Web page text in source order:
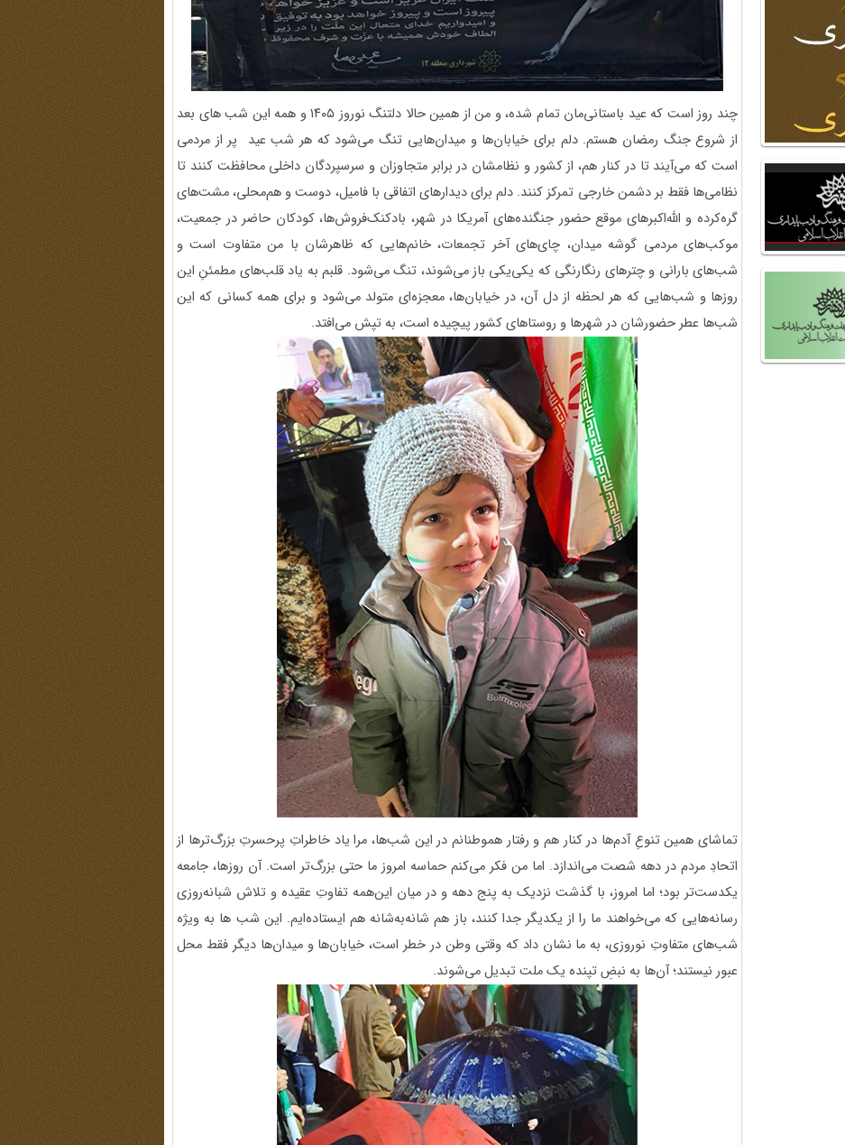
چند روز است که عید باستانی‌مان تمام شده، و من از همین حالا دلتنگ نوروز ۱۴۰۵ و همه این شب های بعد
از شروع جنگ رمضان هستم. دلم برای خیابان‌ها و میدان‌هایی تنگ می‌شود که هر شب عید پر از مردمی
است که می‌آیند تا در کنار هم، از کشور و نظامشان در برابر متجاوزان و سرسپردگان داخلی محافظت کنند تا
نظامی‌ها فقط بر دشمن خارجی تمرکز کنند. دلم برای دیدارهای اتفاقی با فامیل، دوست و هم‌محلی، مشت‌های
گره‌کرده و الله‌اکبرهای موقع حضور جنگنده‌های آمریکا در شهر، بادکنک‌فروش‌ها، کودکان حاضر در جمعیت،
موکب‌های مردمی گوشه میدان، چای‌های آخر تجمعات، خانم‌هایی که ظاهرشان با من متفاوت است و
شب‌های بارانی و چترهای رنگارنگی که یکی‌یکی باز می‌شوند، تنگ می‌شود. قلبم به یاد قلب‌های مطمئنِ این
روزها و شب‌هایی که هر لحظه از دل آن، در خیابان‌ها، معجزه‌ای متولد می‌شود و برای همه کسانی که این
شب‌ها عطر حضورشان در شهرها و روستاهای کشور پیچیده است، به تپش می‌افتد.
تماشای همین تنوعِ آدم‌ها در کنار هم و رفتار هموطنانم در این شب‌ها، مرا یاد خاطراتِ پرحسرتِ بزرگ‌ترها از
اتحادِ مردم در دهه شصت می‌اندازد. اما من فکر می‌کنم حماسه امروز ما حتی بزرگ‌تر است. آن روزها، جامعه
یکدست‌تر بود؛ اما امروز، با گذشت نزدیک به پنج دهه و در میان این‌همه تفاوتِ عقیده و تلاش شبانه‌روزی
رسانه‌هایی که می‌خواهند ما را از یکدیگر جدا کنند، باز هم شانه‌به‌شانه هم ایستاده‌ایم. این شب ها به ویژه
شب‌های متفاوتِ نوروزی، به ما نشان داد که وقتی وطن در خطر است، خیابان‌ها و میدان‌ها دیگر فقط محل
عبور نیستند؛ آن‌ها به نبضِ تپنده یک ملت تبدیل می‌شوند.